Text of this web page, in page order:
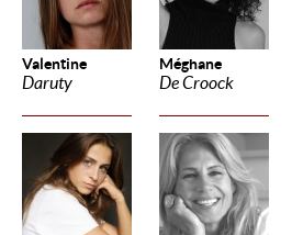
Valentine
Daruty
Méghane
De Croock